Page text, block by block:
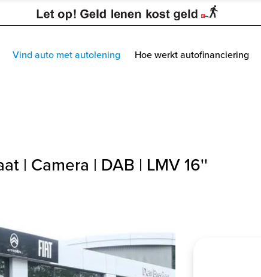
Vind auto met autolening Hoe werkt autofinanciering
| Camera | DAB | LMV 16''